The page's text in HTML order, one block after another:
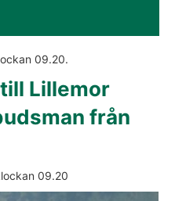
09.20.
Lillemor
från
09.20